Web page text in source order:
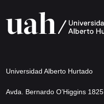
Universidad Alberto Hurtado
Avda. Bernardo O’Higgins 1825